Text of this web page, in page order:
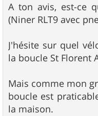
A ton avis, est-ce
(Niner RLT9 avec
J'hésite sur quel
la boucle St Florent
Mais comme mon
boucle est
la maison.